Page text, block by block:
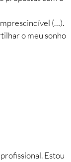
(…).
o meu sonho
Estou